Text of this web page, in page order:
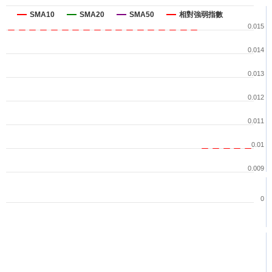
SMA10 SMA20 SMA50 相對強弱指數
0.009
0.01
0.011
0.012
0.013
0.014
0.015
0